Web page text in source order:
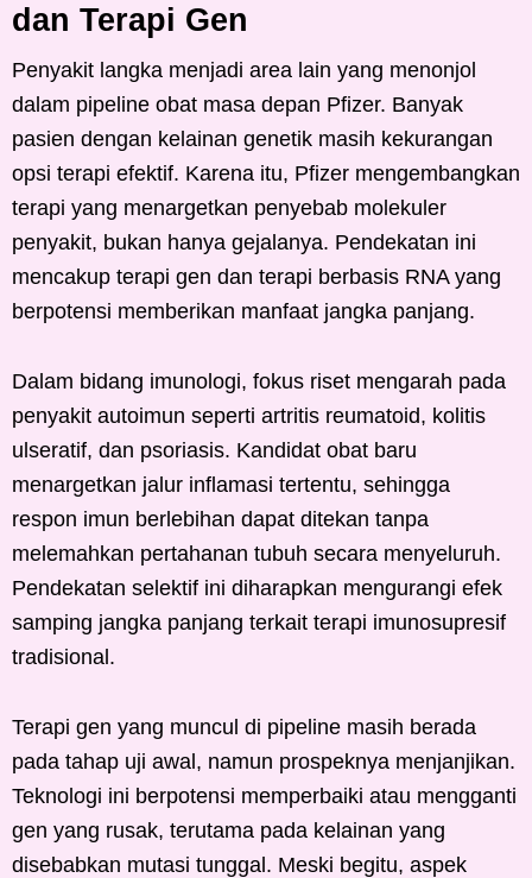
dan Terapi Gen
Penyakit langka menjadi area lain yang menonjol
dalam pipeline obat masa depan Pfizer. Banyak
pasien dengan kelainan genetik masih kekurangan
opsi terapi efektif. Karena itu, Pfizer mengembangkan
terapi yang menargetkan penyebab molekuler
penyakit, bukan hanya gejalanya. Pendekatan ini
mencakup terapi gen dan terapi berbasis RNA yang
berpotensi memberikan manfaat jangka panjang.
Dalam bidang imunologi, fokus riset mengarah pada
penyakit autoimun seperti artritis reumatoid, kolitis
ulseratif, dan psoriasis. Kandidat obat baru
menargetkan jalur inflamasi tertentu, sehingga
respon imun berlebihan dapat ditekan tanpa
melemahkan pertahanan tubuh secara menyeluruh.
Pendekatan selektif ini diharapkan mengurangi efek
samping jangka panjang terkait terapi imunosupresif
tradisional.
Terapi gen yang muncul di pipeline masih berada
pada tahap uji awal, namun prospeknya menjanjikan.
Teknologi ini berpotensi memperbaiki atau mengganti
gen yang rusak, terutama pada kelainan yang
disebabkan mutasi tunggal. Meski begitu, aspek